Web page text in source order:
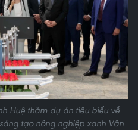
Huệ thăm dự án tiêu biểu về
tạo nông nghiệp xanh Vân